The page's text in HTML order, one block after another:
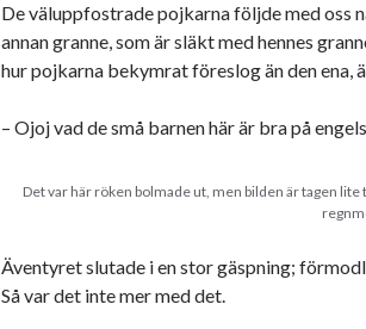
De väluppfostrade pojkarna följde med oss
annan granne, som är släkt med hennes
hur pojkarna bekymrat föreslog än den ena,
– Ojoj vad de små barnen här är bra på
Det var här röken bolmade ut, men bilden är tagen lite
Äventyret slutade i en stor gäspning;
Så var det inte mer med det.